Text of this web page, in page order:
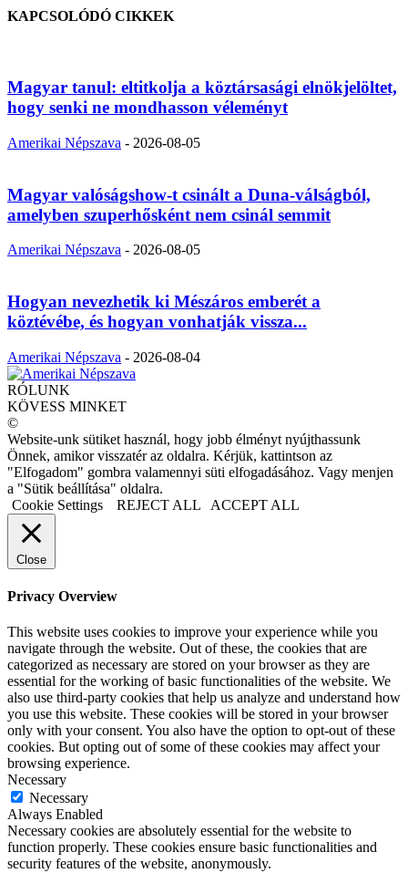
KAPCSOLÓDÓ CIKKEK
Magyar tanul: eltitkolja a köztársasági elnökjelöltet,
hogy senki ne mondhasson véleményt
Amerikai Népszava - 2026-08-05
Magyar valóságshow-t csinált a Duna-válságból,
amelyben szuperhősként nem csinál semmit
Amerikai Népszava - 2026-08-05
Hogyan nevezhetik ki Mészáros emberét a
köztévébe, és hogyan vonhatják vissza...
Amerikai Népszava - 2026-08-04
RÓLUNK
KÖVESS MINKET
©
Website-unk sütiket használ, hogy jobb élményt nyújthassunk
Önnek, amikor visszatér az oldalra. Kérjük, kattintson az
"Elfogadom" gombra valamennyi süti elfogadásához. Vagy menjen
a "Sütik beállítása" oldalra.
Cookie Settings
REJECT ALL ACCEPT ALL
Close
Privacy Overview
This website uses cookies to improve your experience while you
navigate through the website. Out of these, the cookies that are
categorized as necessary are stored on your browser as they are
essential for the working of basic functionalities of the website. We
also use third-party cookies that help us analyze and understand how
you use this website. These cookies will be stored in your browser
only with your consent. You also have the option to opt-out of these
cookies. But opting out of some of these cookies may affect your
browsing experience.
Necessary
Necessary
Always Enabled
Necessary cookies are absolutely essential for the website to
function properly. These cookies ensure basic functionalities and
security features of the website, anonymously.